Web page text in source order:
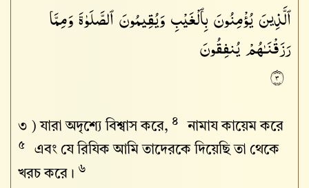
৩ )যারা অদৃশ্যে বিশ্বাস করে, ৪ নামায কায়েম করে
৫
এবং যে রিযিক আমি তাদেরকে দিয়েছি তা থেকে
খরচ করে। ৬
ٱلَّذِينَ يُؤْمِنُونَ بِٱلْغَيْبِ وَيُقِيمُونَ ٱلصَّلَوٰةَ وَمِمَّا
رَزَقْنَـٰهُمْ يُنفِقُونَ
٣